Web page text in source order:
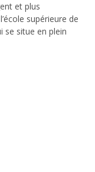
et plus
supérieure de
se situe en plein